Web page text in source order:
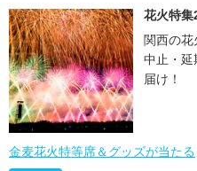
花火特集
関西の花
中止・延
届け！
金麦花火特等席＆グッズが当たる